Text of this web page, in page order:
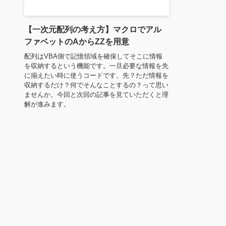
【一次元配列の考え方】マクロでアル
ファベットのAからZZを用意
配列はVBA側で記憶領域を確保してそこに情報
を収納するという機能です。一旦必要な情報を先
に揃えたい時に使うコードです。先？ただ情報を
収納するだけ？何でそんなことするの？って思い
ませんか。今回と次回の記事を見ていただくと理
解が進みます。